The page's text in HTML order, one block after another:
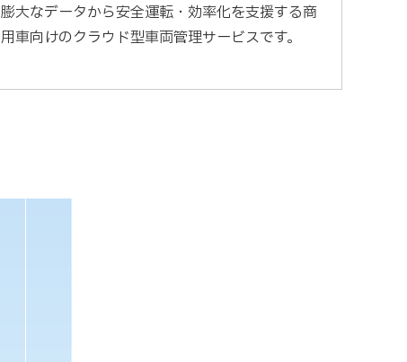
膨大なデータから安全運転・効率化を支援する商
用車向けのクラウド型車両管理サービスです。